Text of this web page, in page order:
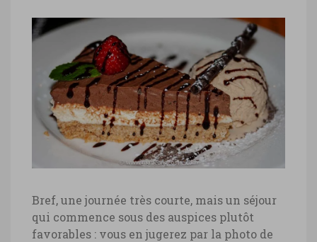
Bref, une journée très courte, mais un séjour
qui commence sous des auspices plutôt
favorables : vous en jugerez par la photo de